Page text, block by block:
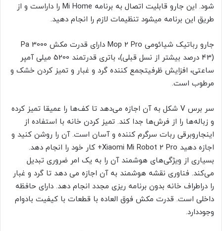
شود. این جارو قابلیت اتصال به برنامه Mi Home را داراست و از
طریق این برنامه میشود تنظیمات لازم را انجام دهید.
جارو رباتیک شیائومی Mop 2 Pro دارای قدرت مکش 3000 Pa
(43 درصد بیشتر از نسل قبلی)، باتری قدرتمند 5200 میلی آمپر
ساعتی، افزایش ظرفیتجمع کننده گرد و غبار و تمیز کردن خشک و
مرطوب است.
سر برس V شکل به آن اجازه می‌دهد تا کف‌ها را عمیقا تمیز کرده
و زباله‌ها را از فرش‌ها جدا کند. تمیز کردن خانه با استفاده از
اینجاروبرقی ربات سرگرم کننده و آسان است. آن را روشن کنید و
اجازه دهید Xiaomi Mi Robot 2 Pro+ کار خود را انجام دهد.
بسیاری از ویژگی‌های هوشمند آن را به یک امر ضروری تبدیل
می‌کند. فناوری نقشه هوشمند به آن اجازه می دهد تا گرد و غبار
را دراطراف خانه بدون برنامه ریزی مجدد انجام دهد. دارای حافظه
داخلی است. قدرت مکش فوق العاده با قطعات با کیفیت بادوام
وجوددارد.